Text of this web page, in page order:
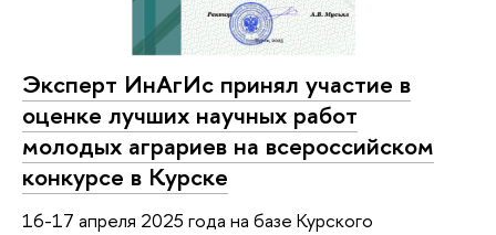
Эксперт ИнАгИс принял участие в
оценке лучших научных работ
молодых аграриев на всероссийском
конкурсе в Курске
16-17 апреля 2025 года на базе Курского